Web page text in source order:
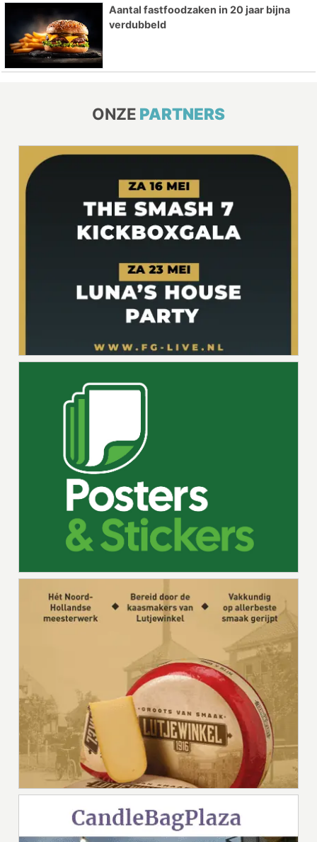
Aantal fastfoodzaken in 20 jaar bijna
verdubbeld
ONZE PARTNERS